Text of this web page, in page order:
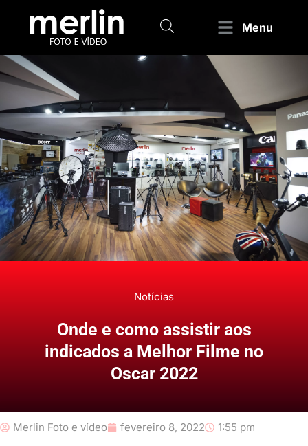
Menu
Notícias
Onde e como assistir aos
indicados a Melhor Filme no
Oscar 2022
Merlin Foto e vídeo fevereiro 8, 2022 1:55 pm